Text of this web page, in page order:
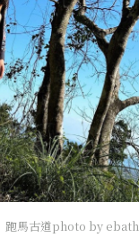
跑馬古道photo by ebath